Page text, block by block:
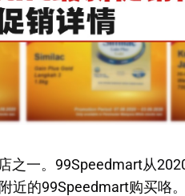
之一。99Speedmart从
近的99Speedmart购买咯。